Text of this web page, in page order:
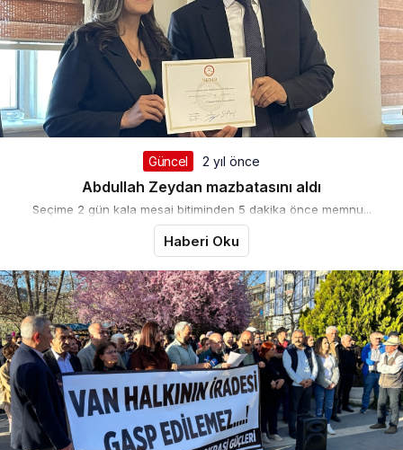
Güncel 2 yıl önce
Abdullah Zeydan mazbatasını aldı
Seçime 2 gün kala mesai bitiminden 5 dakika önce memnu...
Haberi Oku